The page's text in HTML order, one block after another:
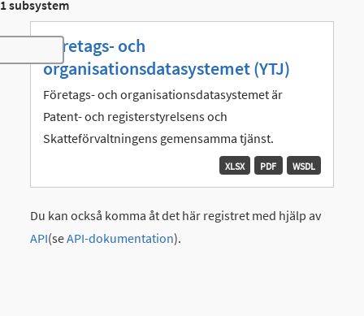
1 subsystem
Toggle navigation
Företags- och
organisationsdatasystemet (YTJ)
Företags- och organisationsdatasystemet är
Patent- och registerstyrelsens och
Skatteförvaltningens gemensamma tjänst.
WSDL
PDF
XLSX
Du kan också komma åt det här registret med hjälp av
API(seAPI-dokumentation).